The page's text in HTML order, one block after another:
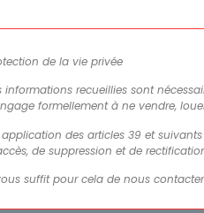
de la vie privée
informations recueillies sont
formellement à ne vendre,
application des articles 39 et
de suppression et de
suffit pour cela de nous